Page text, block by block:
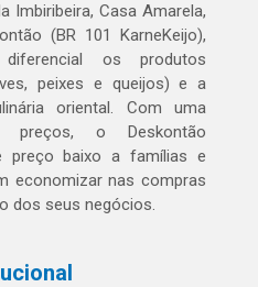
Imbiribeira, Casa Amarela,
(BR 101 KarneKeijo),
os produtos
peixes e queijos) e a
oriental. Com uma
preços, o Deskontão
preço baixo a famílias e
economizar nas compras
dos seus negócios.